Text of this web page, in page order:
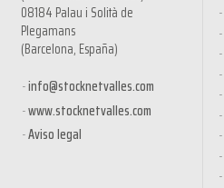
08184 Palau i Solità de
Plegamans
(Barcelona, España)
info@stocknetvalles.com
www.stocknetvalles.com
Aviso legal